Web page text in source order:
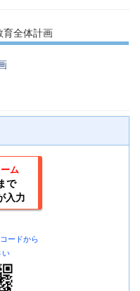
育全体計画
ム
で
入力
ードから
い